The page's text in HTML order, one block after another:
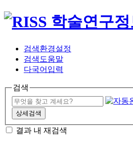
검색환경설정
검색도움말
다국어입력
검색
상세검색
결과 내 재검색